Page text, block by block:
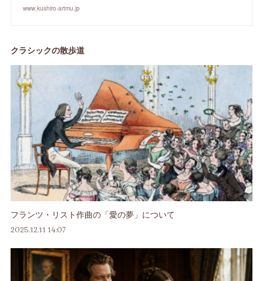
www.kushiro-artmu.jp
クラシックの散歩道
フランツ・リスト作曲の「愛の夢」について
2025.12.11 14:07